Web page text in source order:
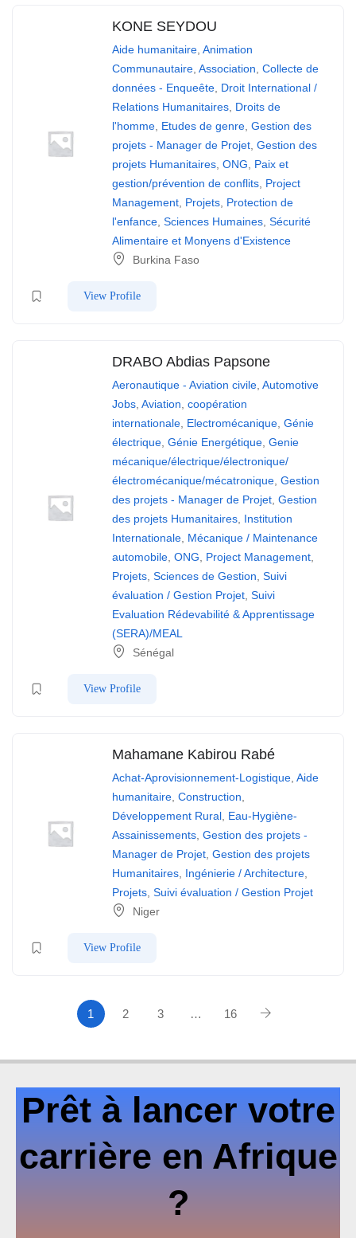
KONE SEYDOU
Aide humanitaire, Animation
Communautaire, Association, Collecte de
données - Enqueête, Droit International /
Relations Humanitaires, Droits de
l'homme, Etudes de genre, Gestion des
projets - Manager de Projet, Gestion des
projets Humanitaires, ONG, Paix et
gestion/prévention de conflits, Project
Management, Projets, Protection de
l'enfance, Sciences Humaines, Sécurité
Alimentaire et Monyens d'Existence
Burkina Faso
View Profile
DRABO Abdias Papsone
Aeronautique - Aviation civile, Automotive
Jobs, Aviation, coopération
internationale, Electromécanique, Génie
électrique, Génie Energétique, Genie
mécanique/électrique/électronique/
électromécanique/mécatronique, Gestion
des projets - Manager de Projet, Gestion
des projets Humanitaires, Institution
Internationale, Mécanique / Maintenance
automobile, ONG, Project Management,
Projets, Sciences de Gestion, Suivi
évaluation / Gestion Projet, Suivi
Evaluation Rédevabilité & Apprentissage
(SERA)/MEAL
Sénégal
View Profile
Mahamane Kabirou Rabé
Achat-Aprovisionnement-Logistique, Aide
humanitaire, Construction,
Développement Rural, Eau-Hygiène-
Assainissements, Gestion des projets -
Manager de Projet, Gestion des projets
Humanitaires, Ingénierie / Architecture,
Projets, Suivi évaluation / Gestion Projet
Niger
View Profile
1 2 3 … 16
Prêt à lancer votre
carrière en Afrique
?